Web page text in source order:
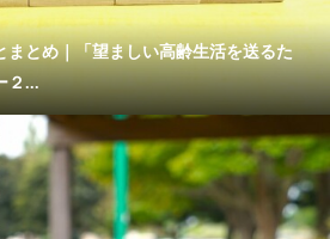
まとめ｜「望ましい高齢生活を送るた
２...